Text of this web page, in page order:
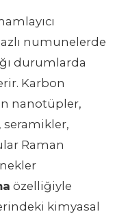
numunelerde
durumlarda
Karbon
nanotüpler,
seramikler,
Raman
özelliğiyle
kimyasal